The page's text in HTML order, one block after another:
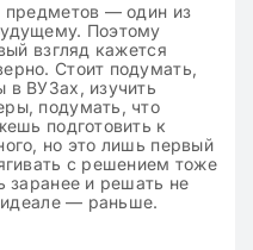
предметов — один из
Поэтому
взгляд кажется
Стоит подумать,
в ВУЗах, изучить
подумать, что
подготовить к
но это лишь первый
с решением тоже
заранее и решать не
идеале — раньше.